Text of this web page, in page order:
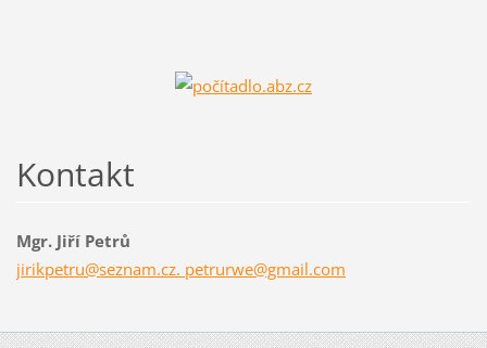
Kontakt
Mgr. Jiří Petrů
jirikpetru@seznam.cz. petrurwe@gmail.com